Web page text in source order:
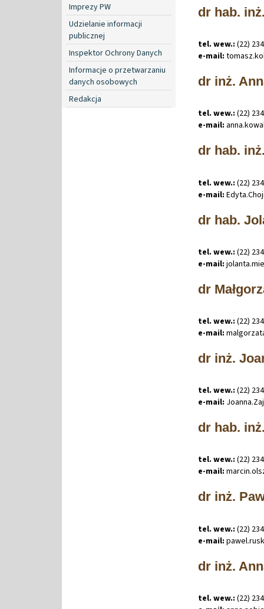
Imprezy PW
Udzielanie informacji
publicznej
Inspektor Ochrony Danych
Informacje o przetwarzaniu
danych osobowych
Redakcja
dr hab.
tel. wew.: (22)
e-mail: tomasz.
dr inż.
tel. wew.: (22)
e-mail: anna.
dr hab.
tel. wew.: (22)
e-mail: Edyta.
dr hab.
tel. wew.: (22)
e-mail: jolanta.
dr
tel. wew.: (22)
e-mail:
dr inż.
tel. wew.: (22)
e-mail: Joanna.
dr hab.
tel. wew.: (22)
e-mail: marcin.
dr inż.
tel. wew.: (22)
e-mail: pawel.
dr inż.
tel. wew.: (22)